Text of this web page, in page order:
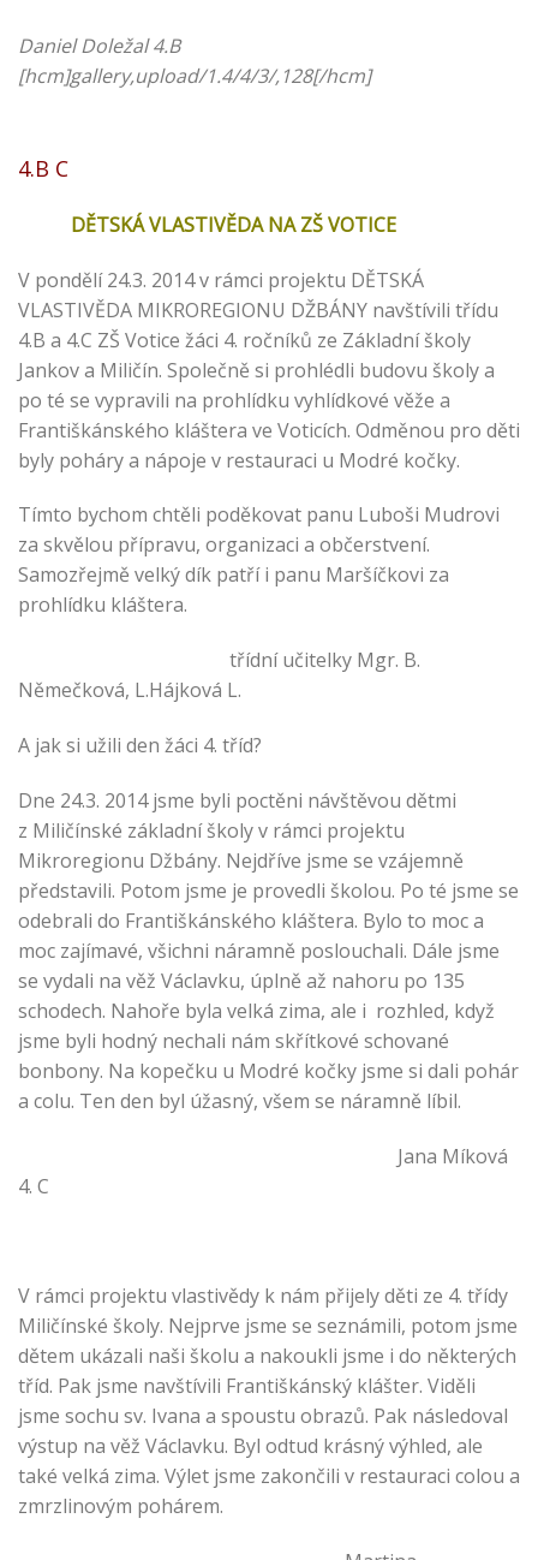
Daniel Doležal 4.B
[hcm]gallery,upload/1.4/4/3/,128[/hcm]
4.B C
DĚTSKÁ VLASTIVĚDA NA ZŠ VOTICE
V pondělí 24.3. 2014 v rámci projektu DĚTSKÁ
VLASTIVĚDA MIKROREGIONU DŽBÁNY navštívili třídu
4.B a 4.C ZŠ Votice žáci 4. ročníků ze Základní školy
Jankov a Miličín. Společně si prohlédli budovu školy a
po té se vypravili na prohlídku vyhlídkové věže a
Františkánského kláštera ve Voticích. Odměnou pro děti
byly poháry a nápoje v restauraci u Modré kočky.
Tímto bychom chtěli poděkovat panu Luboši Mudrovi
za skvělou přípravu, organizaci a občerstvení.
Samozřejmě velký dík patří i panu Maršíčkovi za
prohlídku kláštera.
třídní učitelky Mgr. B.
Němečková, L.Hájková L.
A jak si užili den žáci 4. tříd?
Dne 24.3. 2014 jsme byli poctěni návštěvou dětmi
z Miličínské základní školy v rámci projektu
Mikroregionu Džbány. Nejdříve jsme se vzájemně
představili. Potom jsme je provedli školou. Po té jsme se
odebrali do Františkánského kláštera. Bylo to moc a
moc zajímavé, všichni náramně poslouchali. Dále jsme
se vydali na věž Václavku, úplně až nahoru po 135
schodech. Nahoře byla velká zima, ale i rozhled, když
jsme byli hodný nechali nám skřítkové schované
bonbony. Na kopečku u Modré kočky jsme si dali pohár
a colu. Ten den byl úžasný, všem se náramně líbil.
Jana Míková
4. C
V rámci projektu vlastivědy k nám přijely děti ze 4. třídy
Miličínské školy. Nejprve jsme se seznámili, potom jsme
dětem ukázali naši školu a nakoukli jsme i do některých
tříd. Pak jsme navštívili Františkánský klášter. Viděli
jsme sochu sv. Ivana a spoustu obrazů. Pak následoval
výstup na věž Václavku. Byl odtud krásný výhled, ale
také velká zima. Výlet jsme zakončili v restauraci colou a
zmrzlinovým pohárem.